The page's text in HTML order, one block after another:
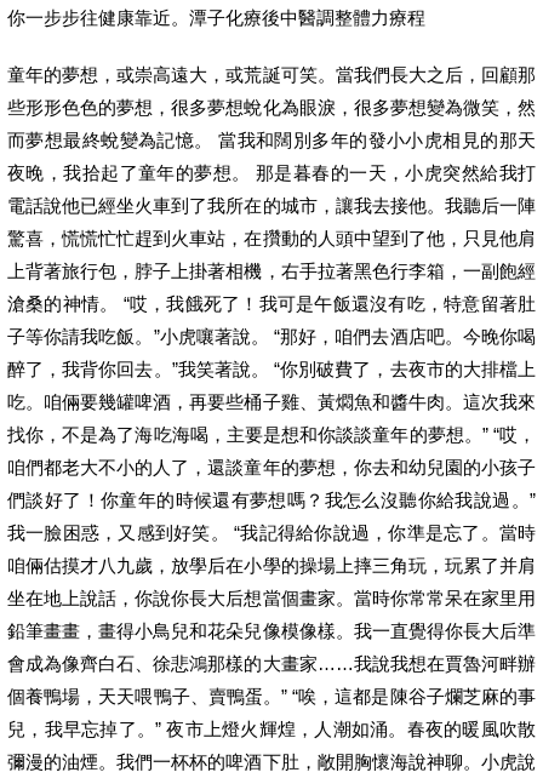
你一步步往健康靠近。潭子化療後中醫調整體力療程
童年的夢想，或崇高遠大，或荒誕可笑。當我們長大之后，回顧那
些形形色色的夢想，很多夢想蛻化為眼淚，很多夢想變為微笑，然
而夢想最終蛻變為記憶。 當我和闊別多年的發小小虎相見的那天
夜晚，我拾起了童年的夢想。 那是暮春的一天，小虎突然給我打
電話說他已經坐火車到了我所在的城市，讓我去接他。我聽后一陣
驚喜，慌慌忙忙趕到火車站，在攢動的人頭中望到了他，只見他肩
上背著旅行包，脖子上掛著相機，右手拉著黑色行李箱，一副飽經
滄桑的神情。 “哎，我餓死了！我可是午飯還沒有吃，特意留著肚
子等你請我吃飯。”小虎嚷著說。 “那好，咱們去酒店吧。今晚你喝
醉了，我背你回去。”我笑著說。 “你別破費了，去夜市的大排檔上
吃。咱倆要幾罐啤酒，再要些桶子雞、黃燜魚和醬牛肉。這次我來
找你，不是為了海吃海喝，主要是想和你談談童年的夢想。” “哎，
咱們都老大不小的人了，還談童年的夢想，你去和幼兒園的小孩子
們談好了！你童年的時候還有夢想嗎？我怎么沒聽你給我說過。”
我一臉困惑，又感到好笑。 “我記得給你說過，你準是忘了。當時
咱倆估摸才八九歲，放學后在小學的操場上摔三角玩，玩累了并肩
坐在地上說話，你說你長大后想當個畫家。當時你常常呆在家里用
鉛筆畫畫，畫得小鳥兒和花朵兒像模像樣。我一直覺得你長大后準
會成為像齊白石、徐悲鴻那樣的大畫家……我說我想在賈魯河畔辦
個養鴨場，天天喂鴨子、賣鴨蛋。” “唉，這都是陳谷子爛芝麻的事
兒，我早忘掉了。” 夜市上燈火輝煌，人潮如涌。春夜的暖風吹散
彌漫的油煙。我們一杯杯的啤酒下肚，敞開胸懷海說神聊。小虎說